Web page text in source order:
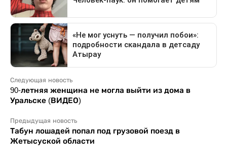
Следующая новость
90-летняя женщина не могла выйти из дома в
Уральске (ВИДЕО)
Предыдущая новость
Табун лошадей попал под грузовой поезд в
Жетысуской области